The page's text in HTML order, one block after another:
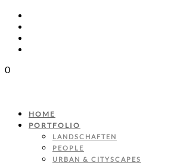
0
HOME
PORTFOLIO
LANDSCHAFTEN
PEOPLE
URBAN & CITYSCAPES